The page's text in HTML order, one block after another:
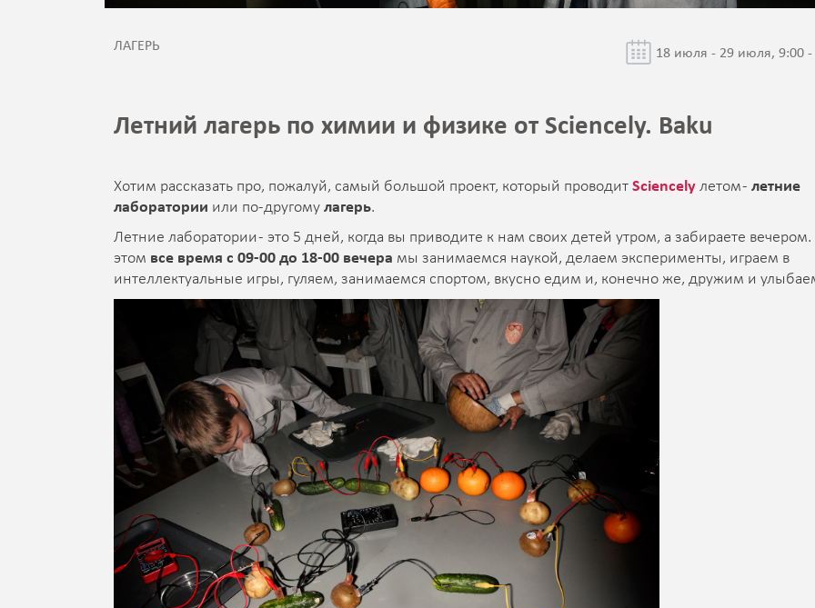
ЛАГЕРЬ 18 июля - 29 июля, 9:00 -
Летний лагерь по химии и физике от Sciencely. Baku
Хотим рассказать про, пожалуй, самый большой проект, который проводит Sciencely летом - летние
лаборатории или по-другому лагерь.
Летние лаборатории - это 5 дней, когда вы приводите к нам своих детей утром, а забираете
этом все время с 09-00 до 18-00 вечера мы занимаемся наукой, делаем эксперименты, играем в
интеллектуальные игры, гуляем, занимаемся спортом, вкусно едим и, конечно же, дружим и